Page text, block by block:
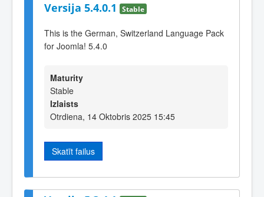
Versija 5.4.0.1 Stable
This is the German, Switzerland Language Pack
for Joomla! 5.4.0
Maturity
Stable
Izlaists
Otrdiena, 14 Oktobris 2025 15:45
Skatīt failus